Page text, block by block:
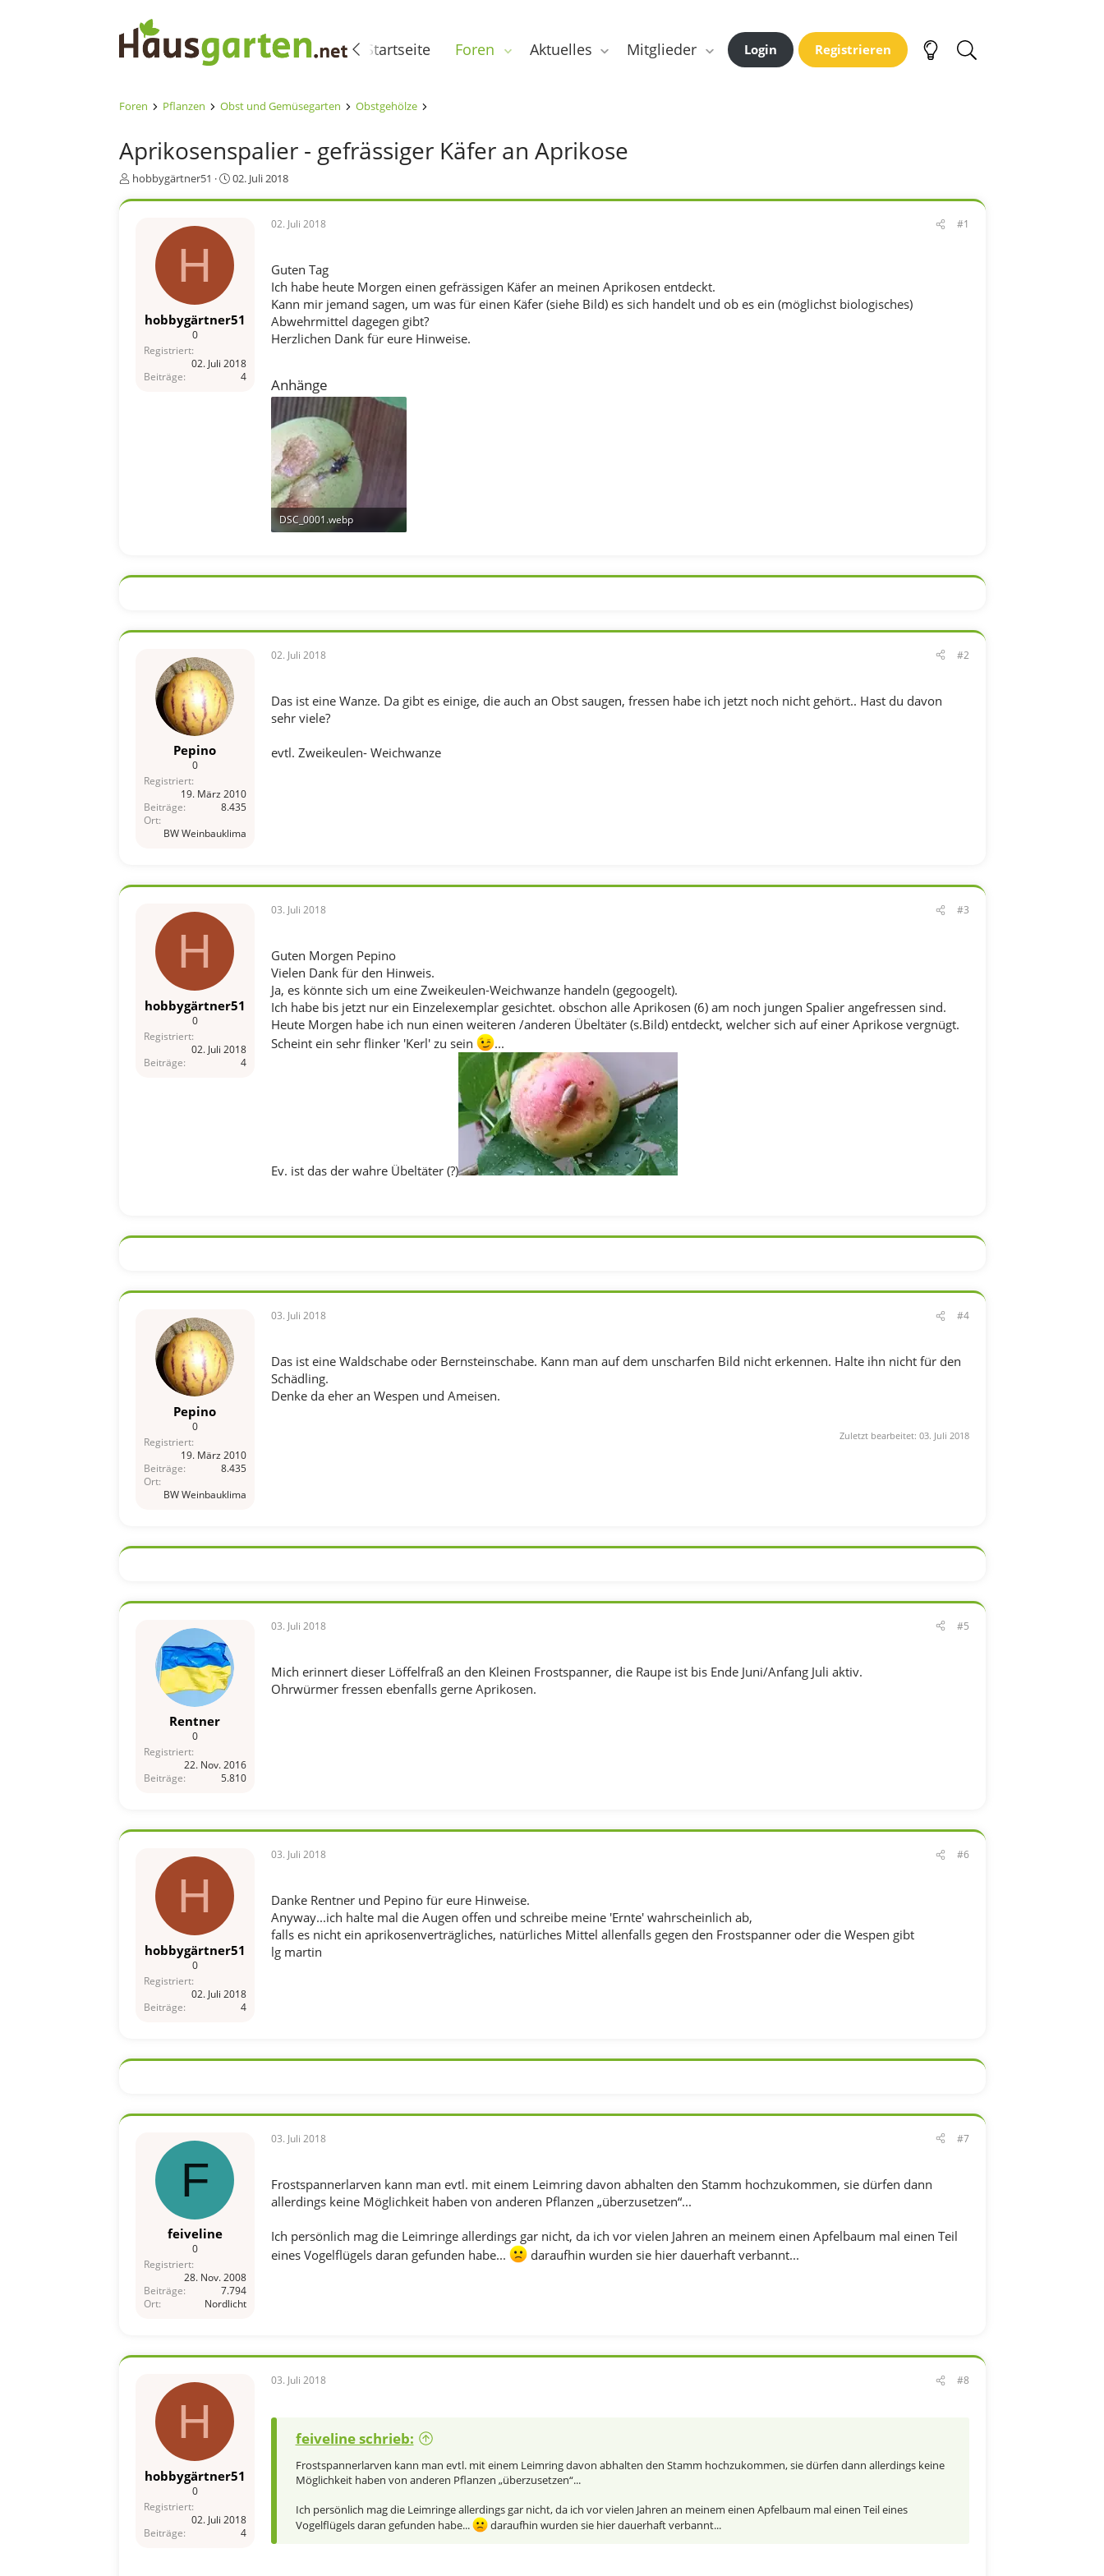
Startseite Foren Aktuelles Mitglieder Login Registrieren
Foren Pflanzen Obst und Gemüsegarten Obstgehölze
Aprikosenspalier - gefrässiger Käfer an Aprikose
E
hobbygärtner51
E
l
l
t
02. Juli 2018
H
hobbygärtner51
0
Registriert
02. Juli 2018
Beiträge
4
02. Juli 2018 #1
Guten Tag
Ich habe heute Morgen einen gefrässigen Käfer an meinen Aprikosen entdeckt.
Kann mir jemand sagen, um was für einen Käfer (siehe Bild) es sich handelt und ob es ein (möglichst biologisches)
Abwehrmittel dagegen gibt?
Herzlichen Dank für eure Hinweise.
Anhänge
DSC_0001.webp
Pepino
0
Registriert
19. März 2010
Beiträge
8.435
Ort
BW Weinbauklima
02. Juli 2018 #2
Das ist eine Wanze. Da gibt es einige, die auch an Obst saugen, fressen habe ich jetzt noch nicht gehört.. Hast du davon
sehr viele?
evtl. Zweikeulen- Weichwanze
H
hobbygärtner51
0
Registriert
02. Juli 2018
Beiträge
4
03. Juli 2018 #3
Guten Morgen Pepino
Vielen Dank für den Hinweis.
Ja, es könnte sich um eine Zweikeulen-Weichwanze handeln (gegoogelt).
Ich habe bis jetzt nur ein Einzelexemplar gesichtet. obschon alle Aprikosen (6) am noch jungen Spalier angefressen sind.
Heute Morgen habe ich nun einen weiteren /anderen Übeltäter (s.Bild) entdeckt, welcher sich auf einer Aprikose vergnügt.
Scheint ein sehr flinker 'Kerl' zu sein
...
Ev. ist das der wahre Übeltäter (?)
Pepino
0
Registriert
19. März 2010
Beiträge
8.435
Ort
BW Weinbauklima
03. Juli 2018 #4
Das ist eine Waldschabe oder Bernsteinschabe. Kann man auf dem unscharfen Bild nicht erkennen. Halte ihn nicht für den
Schädling.
Denke da eher an Wespen und Ameisen.
Zuletzt bearbeitet: 03. Juli 2018
Rentner
0
Registriert
22. Nov. 2016
Beiträge
5.810
03. Juli 2018 #5
Mich erinnert dieser Löffelfraß an den Kleinen Frostspanner, die Raupe ist bis Ende Juni/Anfang Juli aktiv.
Ohrwürmer fressen ebenfalls gerne Aprikosen.
H
hobbygärtner51
0
Registriert
02. Juli 2018
Beiträge
4
03. Juli 2018 #6
Danke Rentner und Pepino für eure Hinweise.
Anyway...ich halte mal die Augen offen und schreibe meine 'Ernte' wahrscheinlich ab,
falls es nicht ein aprikosenverträgliches, natürliches Mittel allenfalls gegen den Frostspanner oder die Wespen gibt
lg martin
F
feiveline
0
Registriert
28. Nov. 2008
Beiträge
7.794
Ort
Nordlicht
03. Juli 2018 #7
Frostspannerlarven kann man evtl. mit einem Leimring davon abhalten den Stamm hochzukommen, sie dürfen dann
allerdings keine Möglichkeit haben von anderen Pflanzen „überzusetzen“...
Ich persönlich mag die Leimringe allerdings gar nicht, da ich vor vielen Jahren an meinem einen Apfelbaum mal einen Teil
eines Vogelflügels daran gefunden habe...
daraufhin wurden sie hier dauerhaft verbannt...
H
hobbygärtner51
0
Registriert
02. Juli 2018
Beiträge
4
03. Juli 2018 #8
feiveline schrieb:
Frostspannerlarven kann man evtl. mit einem Leimring davon abhalten den Stamm hochzukommen, sie dürfen dann allerdings keine
Möglichkeit haben von anderen Pflanzen „überzusetzen“...
Ich persönlich mag die Leimringe allerdings gar nicht, da ich vor vielen Jahren an meinem einen Apfelbaum mal einen Teil eines
Vogelflügels daran gefunden habe...
daraufhin wurden sie hier dauerhaft verbannt...